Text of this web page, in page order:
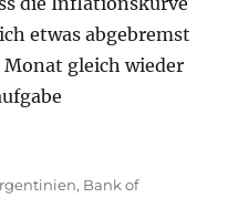
etwas abgebremst
gleich wieder
, Bank of